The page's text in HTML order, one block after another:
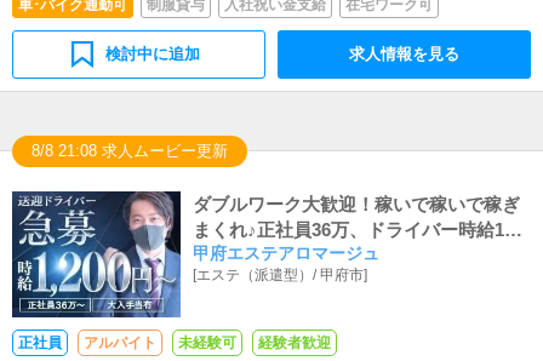
車･バイク通勤可
制服貸与 入社祝い金支給 在宅ワーク可
検討中に追加 求人情報を見る
8/8 21:08 求人ムービー更新
ダブルワーク大歓迎！稼いで稼いで稼ぎ
まくれ♪正社員36万、ドライバー時給120
0円～、社保完備
甲府エステアロマージュ
[エステ（派遣型）/甲府市]
正社員 アルバイト 未経験可 経験者歓迎